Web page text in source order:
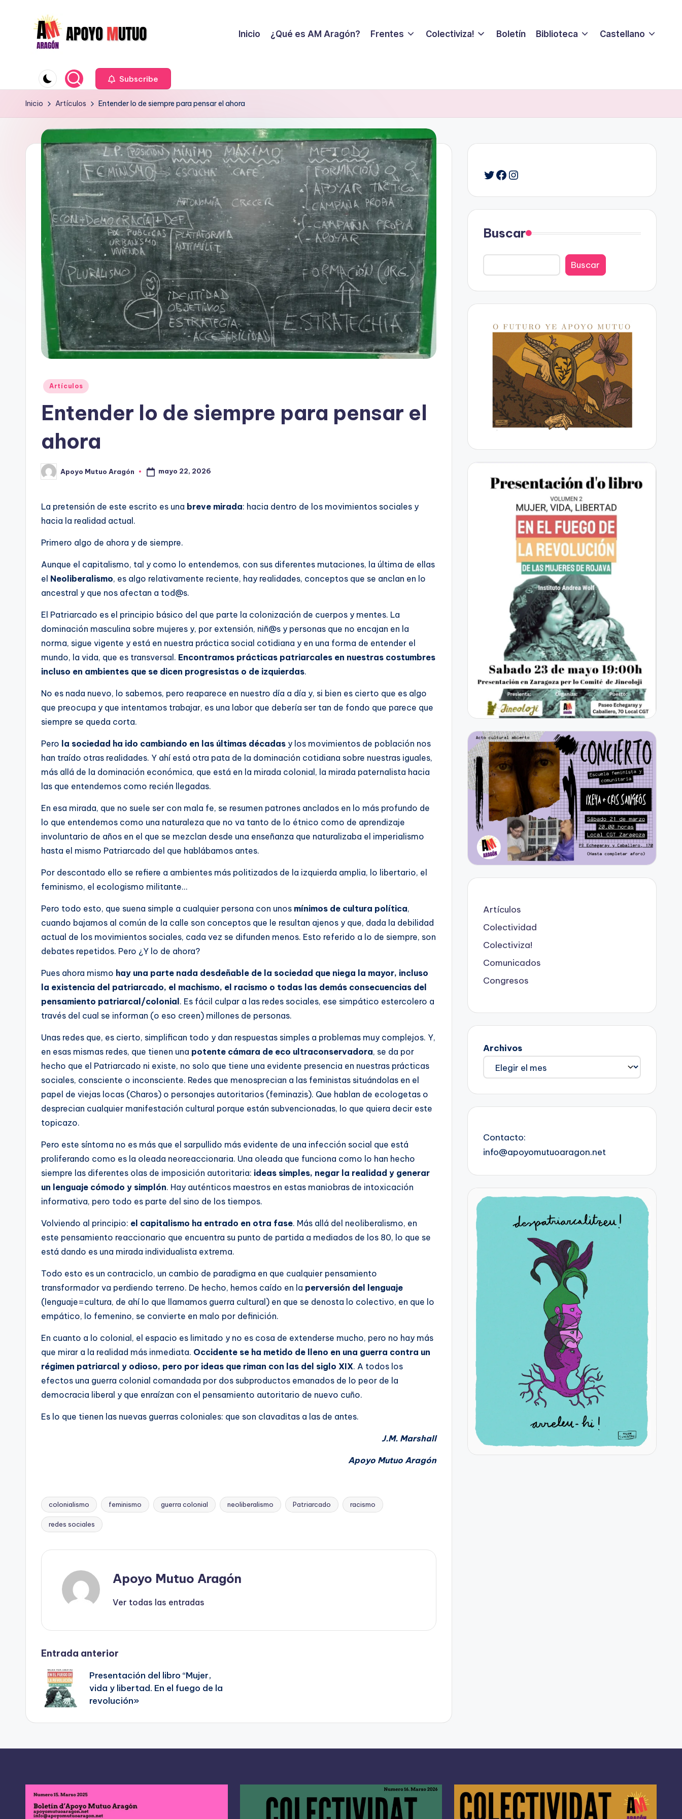
p
o
o
M
Política
para
hacer
Pueblo
Fuerte
Inicio ¿Qué es AM Aragón? Frentes Colectiviza! Boletín Biblioteca Castellano
Subscribe
Inicio Artículos Entender lo de siempre para pensar el ahora
Publicado
Artículos
Entender lo de siempre para pensar el
ahora
Publicado
por
Apoyo Mutuo Aragón mayo 22, 2026
La pretensión de este escrito es una breve mirada: hacia dentro de los movimientos sociales y
hacia la realidad actual.
Primero algo de ahora y de siempre.
Aunque el capitalismo, tal y como lo entendemos, con sus diferentes mutaciones, la última de ellas
el Neoliberalismo, es algo relativamente reciente, hay realidades, conceptos que se anclan en lo
ancestral y que nos afectan a tod@s.
El Patriarcado es el principio básico del que parte la colonización de cuerpos y mentes. La
dominación masculina sobre mujeres y, por extensión, niñ@s y personas que no encajan en la
norma, sigue vigente y está en nuestra práctica social cotidiana y en una forma de entender el
mundo, la vida, que es transversal. Encontramos prácticas patriarcales en nuestras costumbres
incluso en ambientes que se dicen progresistas o de izquierdas.
No es nada nuevo, lo sabemos, pero reaparece en nuestro día a día y, si bien es cierto que es algo
que preocupa y que intentamos trabajar, es una labor que debería ser tan de fondo que parece que
siempre se queda corta.
Pero la sociedad ha ido cambiando en las últimas décadas y los movimientos de población nos
han traído otras realidades. Y ahí está otra pata de la dominación cotidiana sobre nuestras iguales,
más allá de la dominación económica, que está en la mirada colonial, la mirada paternalista hacia
las que entendemos como recién llegadas.
En esa mirada, que no suele ser con mala fe, se resumen patrones anclados en lo más profundo de
lo que entendemos como una naturaleza que no va tanto de lo étnico como de aprendizaje
involuntario de años en el que se mezclan desde una enseñanza que naturalizaba el imperialismo
hasta el mismo Patriarcado del que hablábamos antes.
Por descontado ello se refiere a ambientes más politizados de la izquierda amplia, lo libertario, el
feminismo, el ecologismo militante…
Pero todo esto, que suena simple a cualquier persona con unos mínimos de cultura política,
cuando bajamos al común de la calle son conceptos que le resultan ajenos y que, dada la debilidad
actual de los movimientos sociales, cada vez se difunden menos. Esto referido a lo de siempre, son
debates repetidos. Pero ¿Y lo de ahora?
Pues ahora mismo hay una parte nada desdeñable de la sociedad que niega la mayor, incluso
la existencia del patriarcado, el machismo, el racismo o todas las demás consecuencias del
pensamiento patriarcal/colonial . Es fácil culpar a las redes sociales, ese simpático estercolero a
través del cual se informan (o eso creen) millones de personas.
Unas redes que, es cierto, simplifican todo y dan respuestas simples a problemas muy complejos. Y,
en esas mismas redes, que tienen una potente cámara de eco ultraconservadora, se da por
hecho que el Patriarcado ni existe, no solo que tiene una evidente presencia en nuestras prácticas
sociales, consciente o inconsciente. Redes que menosprecian a las feministas situándolas en el
papel de viejas locas (Charos) o personajes autoritarios (feminazis). Que hablan de ecologetas o
desprecian cualquier manifestación cultural porque están subvencionadas, lo que quiera decir este
topicazo.
Pero este síntoma no es más que el sarpullido más evidente de una infección social que está
proliferando como es la oleada neoreaccionaria. Una oleada que funciona como lo han hecho
siempre las diferentes olas de imposición autoritaria: ideas simples, negar la realidad y generar
un lenguaje cómodo y simplón. Hay auténticos maestros en estas maniobras de intoxicación
informativa, pero todo es parte del sino de los tiempos.
Volviendo al principio: el capitalismo ha entrado en otra fase. Más allá del neoliberalismo, en
este pensamiento reaccionario que encuentra su punto de partida a mediados de los 80, lo que se
está dando es una mirada individualista extrema.
Todo esto es un contraciclo, un cambio de paradigma en que cualquier pensamiento
transformador va perdiendo terreno. De hecho, hemos caído en la perversión del lenguaje
(lenguaje=cultura, de ahí lo que llamamos guerra cultural) en que se denosta lo colectivo, en que lo
empático, lo femenino, se convierte en malo por definición.
En cuanto a lo colonial, el espacio es limitado y no es cosa de extenderse mucho, pero no hay más
que mirar a la realidad más inmediata. Occidente se ha metido de lleno en una guerra contra un
régimen patriarcal y odioso, pero por ideas que riman con las del siglo XIX. A todos los
efectos una guerra colonial comandada por dos subproductos emanados de lo peor de la
democracia liberal y que enraízan con el pensamiento autoritario de nuevo cuño.
Es lo que tienen las nuevas guerras coloniales: que son clavaditas a las de antes.
J.M. Marshall
Apoyo Mutuo Aragón
Etiquetas:
colonialismo feminismo guerra colonial neoliberalismo Patriarcado racismo
redes sociales
Apoyo Mutuo Aragón
Ver todas las entradas
Navegación
de
entradas
Entrada anterior
Presentación del libro “Mujer,
vida y libertad. En el fuego de la
revolución»
Twitter
Facebook
Instagram
Buscar
Buscar
Artículos
Colectividad
Colectiviza!
Comunicados
Congresos
Archivos
Contacto:
info@apoyomutuoaragon.net